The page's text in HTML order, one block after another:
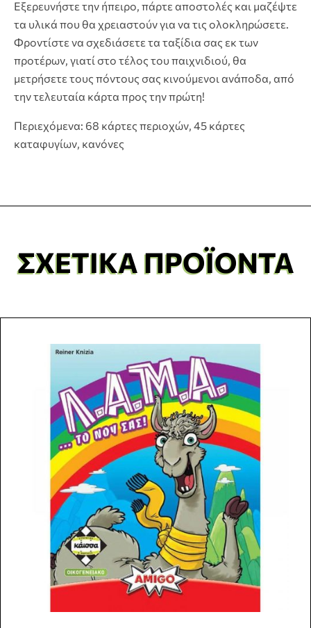
Εξερευνήστε την ήπειρο, πάρτε αποστολές και μαζέψτε
τα υλικά που θα χρειαστούν για να τις ολοκληρώσετε.
Φροντίστε να σχεδιάσετε τα ταξίδια σας εκ των
προτέρων, γιατί στο τέλος του παιχνιδιού, θα
μετρήσετε τους πόντους σας κινούμενοι ανάποδα, από
την τελευταία κάρτα προς την πρώτη!
Περιεχόμενα: 68 κάρτες περιοχών, 45 κάρτες
καταφυγίων, κανόνες
ΣΧΕΤΙΚΆ ΠΡΟΪΌΝΤΑ